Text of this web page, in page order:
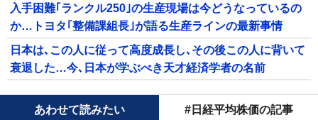
入手困難｢ランクル250｣の生産現場は今どうなっているの
か…トヨタ｢整備課組長｣が語る生産ラインの最新事情
日本は､この人に従って高度成長し､その後この人に背いて
衰退した…今､日本が学ぶべき天才経済学者の名前
あわせて読みたい #日経平均株価の記事